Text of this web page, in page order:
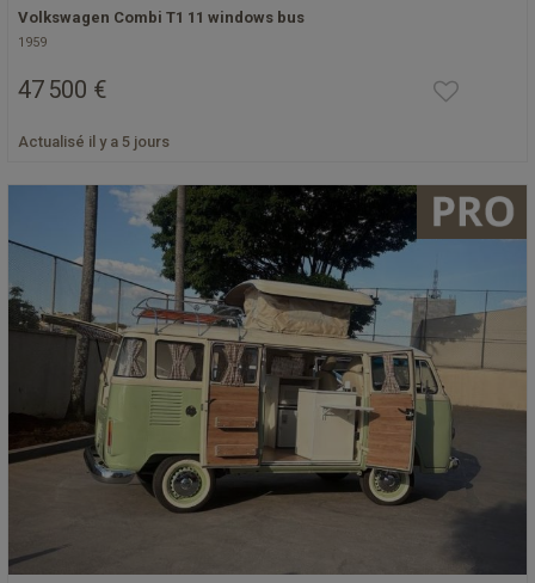
Volkswagen Combi T1 11 windows bus
1959
47 500 €
Actualisé il y a 5 jours